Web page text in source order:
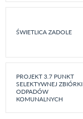
ŚWIETLICA ZADOLE
PROJEKT 3.7 PUNKT
SELEKTYWNEJ ZBIÓRKI
ODPADÓW
KOMUNALNYCH